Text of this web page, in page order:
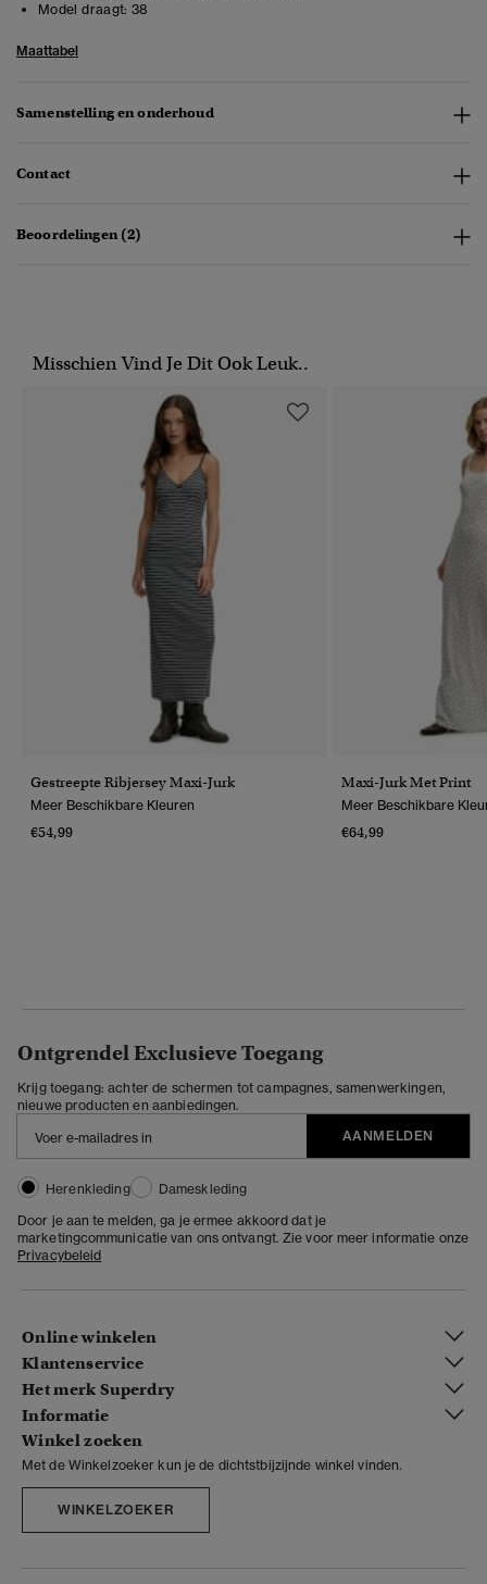
Model draagt: 38
Maattabel
Samenstelling en onderhoud
Contact
Beoordelingen (2)
Misschien Vind Je Dit Ook Leuk..
Gestreepte Ribjersey Maxi-Jurk
Meer Beschikbare Kleuren
€54,99
Maxi-Jurk Met Print
Meer Beschikbare
€64,99
Ontgrendel Exclusieve Toegang
Krijg toegang: achter de schermen tot campagnes, samenwerkingen,
nieuwe producten en aanbiedingen.
AANMELDEN
Herenkleding
Dameskleding
Door je aan te melden, ga je ermee akkoord dat je
marketingcommunicatie van ons ontvangt. Zie voor meer informatie onze
Privacybeleid
Online winkelen
Klantenservice
Het merk Superdry
Informatie
Winkel zoeken
Met de Winkelzoeker kun je de dichtstbijzijnde winkel vinden.
WINKELZOEKER